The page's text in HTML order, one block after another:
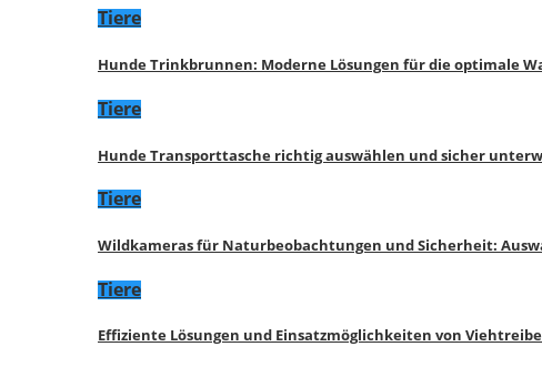
Tiere
Hunde Trinkbrunnen: Moderne Lösungen für die optimale
Tiere
Hunde Transporttasche richtig auswählen und sicher
Tiere
Wildkameras für Naturbeobachtungen und Sicherheit:
Tiere
Effiziente Lösungen und Einsatzmöglichkeiten von